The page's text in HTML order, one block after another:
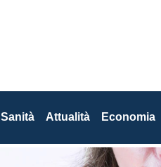
Sanità Attualità Economia